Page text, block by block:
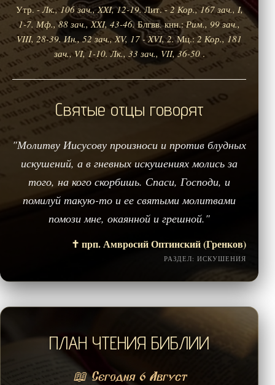
Утр. -Лк., 106 зач., XXI, 12-19.Лит. -2 Кор., 167 зач., I,
1-7. Мф., 88 зач., XXI, 43-46.Блгвв. кнн.:Рим., 99 зач.,
VIII, 28-39. Ин., 52 зач., XV, 17 - XVI, 2.Мц.:2 Кор., 181
зач., VI, 1-10. Лк., 33 зач., VII, 36-50 .
Святые отцы говорят
"Молитву Иисусову произноси и против блудных
искушений, а в гневных искушениях молись за
того, на кого скорбишь. Спаси, Господи, и
помилуй такую-то и ее святыми молитвами
помози мне, окаянной и грешной."
✝️ прп. Амвросий Оптинский (Гренков)
РАЗДЕЛ: ИСКУШЕНИЯ
ПЛАН ЧТЕНИЯ БИБЛИИ
📖 Сегодня 6 Август